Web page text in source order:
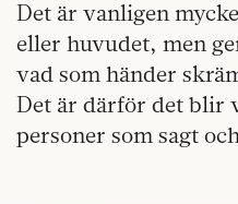
Det är vanligen
eller huvudet, men
vad som händer
Det är därför det blir
personer som sagt